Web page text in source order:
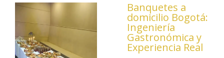
Banquetes a
domicilio Bogotá:
Ingeniería
Gastronómica y
Experiencia Real